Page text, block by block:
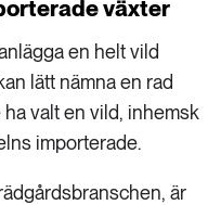
växter
en helt vild
lätt nämna en rad
valt en vild, inhemsk
importerade.
är